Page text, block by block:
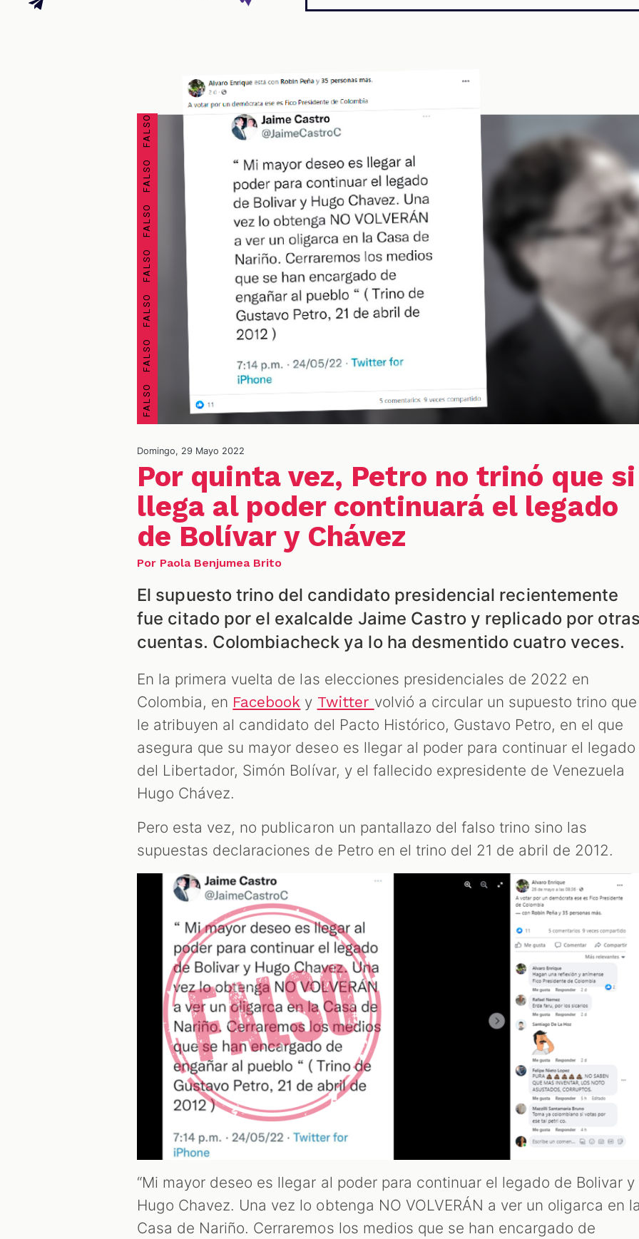
FALSO FALSO FALSO FALSO FALSO FALSO FALSO FALSO
Domingo, 29 Mayo 2022
Por quinta vez, Petro no trinó que si
llega al poder continuará el legado
de Bolívar y Chávez
Por Paola Benjumea Brito
El supuesto trino del candidato presidencial recientemente
fue citado por el exalcalde Jaime Castro y replicado por
cuentas. Colombiacheck ya lo ha desmentido cuatro veces.
En la primera vuelta de las elecciones presidenciales de 2022 en
Colombia, en Facebook y Twitter volvió a circular un supuesto trino que
le atribuyen al candidato del Pacto Histórico, Gustavo Petro, en el que
asegura que su mayor deseo es llegar al poder para continuar el legado
del Libertador, Simón Bolívar, y el fallecido expresidente de Venezuela
Hugo Chávez.
Pero esta vez, no publicaron un pantallazo del falso trino sino las
supuestas declaraciones de Petro en el trino del 21 de abril de 2012.
“Mi mayor deseo es llegar al poder para continuar el legado de Bolivar y
Hugo Chavez. Una vez lo obtenga NO VOLVERÁN a ver un oligarca en
Casa de Nariño. Cerraremos los medios que se han encargado de